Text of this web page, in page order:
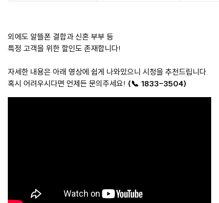
외에도 알뜰폰 결합과 신혼 부부 등
특정 고객을 위한 할인도 존재합니다!
자세한 내용은 아래 영상에 쉽게 나와있으니 시청을 추천드립니다.
혹시 어려우시다면 언제든 문의주세요! (📞 1833-3504)